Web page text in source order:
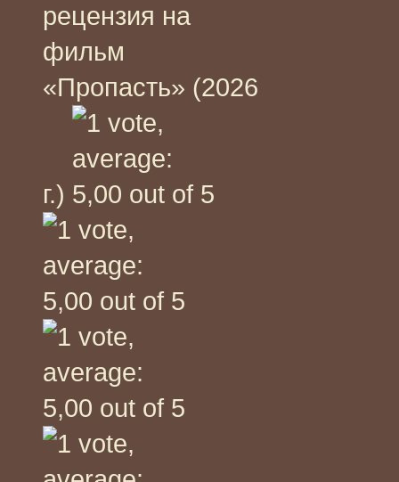
рецензия на
фильм
«Пропасть» (2026
г.)